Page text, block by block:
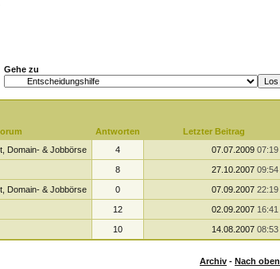
Gehe zu
Antworten
Letzter Beitrag
Domain- & Jobbörse 4 07.07.2009 07:19
8 27.10.2007 09:54
Domain- & Jobbörse 0 07.09.2007 22:19
12 02.09.2007 16:41
10 14.08.2007 08:53
Archiv - Nach oben